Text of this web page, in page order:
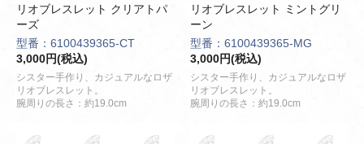
リオブレスレット クリアトパ
ーズ
型番：6100439365-CT
3,000円(税込)
シスター手作り、カジュアルなロザ
リオブレスレット。
腕周りの長さ：約19.0cm
リオブレスレット ミントグリ
ーン
型番：6100439365-MG
3,000円(税込)
シスター手作り、カジュアルなロザ
リオブレスレット。
腕周りの長さ：約19.0cm